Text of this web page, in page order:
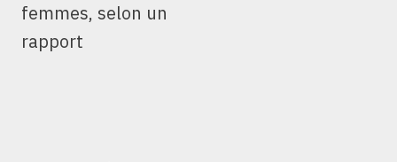
femmes, selon un
rapport